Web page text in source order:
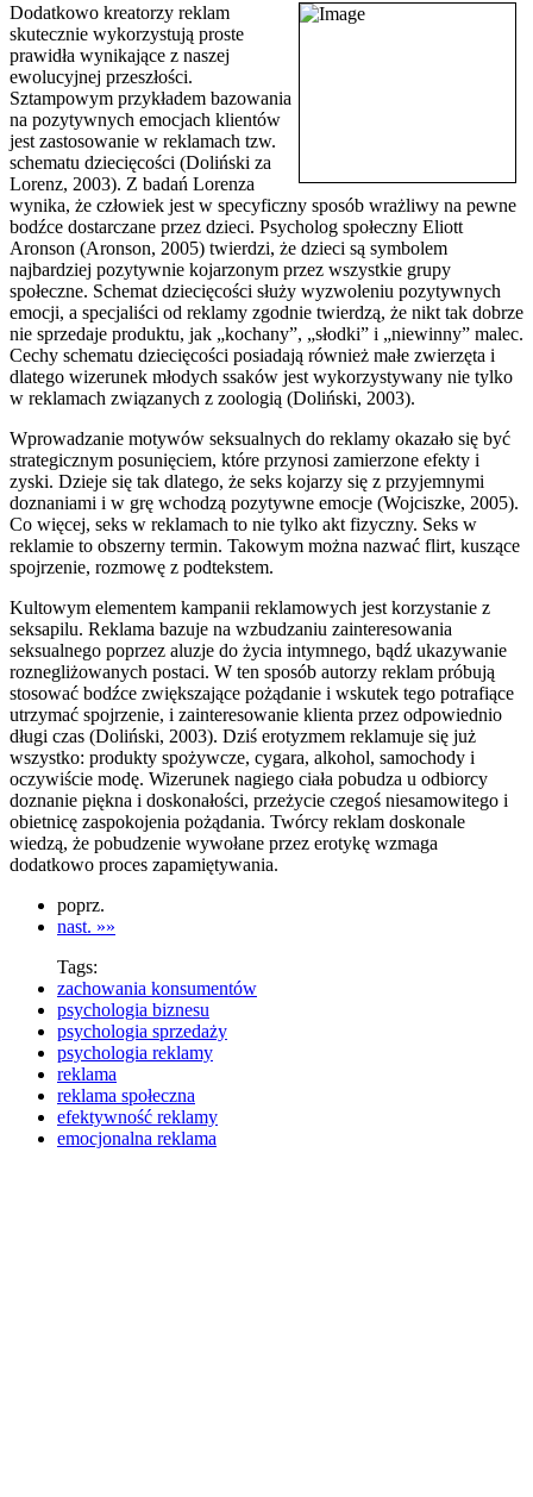
Dodatkowo kreatorzy reklam
skutecznie wykorzystują proste
prawidła wynikające z naszej
ewolucyjnej przeszłości.
Sztampowym przykładem bazowania
na pozytywnych emocjach klientów
jest zastosowanie w reklamach tzw.
schematu dziecięcości (Doliński za
Lorenz, 2003). Z badań Lorenza
wynika, że człowiek jest w specyficzny sposób wrażliwy na pewne
bodźce dostarczane przez dzieci. Psycholog społeczny Eliott
Aronson (Aronson, 2005) twierdzi, że dzieci są symbolem
najbardziej pozytywnie kojarzonym przez wszystkie grupy
społeczne. Schemat dziecięcości służy wyzwoleniu pozytywnych
emocji, a specjaliści od reklamy zgodnie twierdzą, że nikt tak dobrze
nie sprzedaje produktu, jak „kochany”, „słodki” i „niewinny” malec.
Cechy schematu dziecięcości posiadają również małe zwierzęta i
dlatego wizerunek młodych ssaków jest wykorzystywany nie tylko
w reklamach związanych z zoologią (Doliński, 2003).
Wprowadzanie motywów seksualnych do reklamy okazało się być
strategicznym posunięciem, które przynosi zamierzone efekty i
zyski. Dzieje się tak dlatego, że seks kojarzy się z przyjemnymi
doznaniami i w grę wchodzą pozytywne emocje (Wojciszke, 2005).
Co więcej, seks w reklamach to nie tylko akt fizyczny. Seks w
reklamie to obszerny termin. Takowym można nazwać flirt, kuszące
spojrzenie, rozmowę z podtekstem.
Kultowym elementem kampanii reklamowych jest korzystanie z
seksapilu. Reklama bazuje na wzbudzaniu zainteresowania
seksualnego poprzez aluzje do życia intymnego, bądź ukazywanie
roznegliżowanych postaci. W ten sposób autorzy reklam próbują
stosować bodźce zwiększające pożądanie i wskutek tego potrafiące
utrzymać spojrzenie, i zainteresowanie klienta przez odpowiednio
długi czas (Doliński, 2003). Dziś erotyzmem reklamuje się już
wszystko: produkty spożywcze, cygara, alkohol, samochody i
oczywiście modę. Wizerunek nagiego ciała pobudza u odbiorcy
doznanie piękna i doskonałości, przeżycie czegoś niesamowitego i
obietnicę zaspokojenia pożądania. Twórcy reklam doskonale
wiedzą, że pobudzenie wywołane przez erotykę wzmaga
dodatkowo proces zapamiętywania.
poprz.
nast. »»
Tags:
zachowania konsumentów
psychologia biznesu
psychologia sprzedaży
psychologia reklamy
reklama
reklama społeczna
efektywność reklamy
emocjonalna reklama